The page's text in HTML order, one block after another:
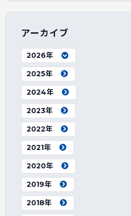
アーカイブ
2026年
2025年
2024年
2023年
2022年
2021年
2020年
2019年
2018年